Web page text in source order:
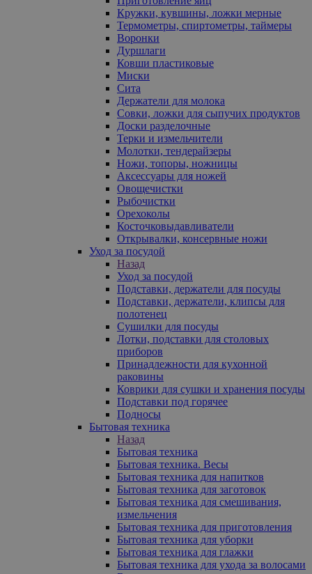
Кружки, кувшины, ложки мерные
Термометры, спиртометры, таймеры
Воронки
Дуршлаги
Ковши пластиковые
Миски
Сита
Держатели для молока
Совки, ложки для сыпучих продуктов
Доски разделочные
Терки и измельчители
Молотки, тендерайзеры
Ножи, топоры, ножницы
Аксессуары для ножей
Овощечистки
Рыбочистки
Орехоколы
Косточковыдавливатели
Открывалки, консервные ножи
Уход за посудой
Назад
Уход за посудой
Подставки, держатели для посуды
Подставки, держатели, клипсы для
полотенец
Сушилки для посуды
Лотки, подставки для столовых
приборов
Принадлежности для кухонной
раковины
Коврики для сушки и хранения посуды
Подставки под горячее
Подносы
Бытовая техника
Назад
Бытовая техника
Бытовая техника. Весы
Бытовая техника для напитков
Бытовая техника для заготовок
Бытовая техника для смешивания,
измельчения
Бытовая техника для приготовления
Бытовая техника для уборки
Бытовая техника для глажки
Бытовая техника для ухода за волосами